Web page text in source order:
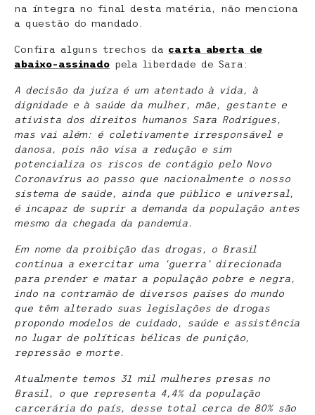
na íntegra no final desta matéria, não menciona
a questão do mandado.
Confira alguns trechos da carta aberta de
abaixo-assinadopela liberdade de Sara:
A decisão da juíza é um atentado à vida, à
dignidade e à saúde da mulher, mãe, gestante e
ativista dos direitos humanos Sara Rodrigues,
mas vai além: é coletivamente irresponsável e
danosa, pois não visa a redução e sim
potencializa os riscos de contágio pelo Novo
Coronavírus ao passo que nacionalmente o nosso
sistema de saúde, ainda que público e universal,
é incapaz de suprir a demanda da população antes
mesmo da chegada da pandemia.
Em nome da proibição das drogas, o Brasil
continua a exercitar uma ‘guerra’ direcionada
para prender e matar a população pobre e negra,
indo na contramão de diversos países do mundo
que têm alterado suas legislações de drogas
propondo modelos de cuidado, saúde e assistência
no lugar de políticas bélicas de punição,
repressão e morte.
Atualmente temos 31 mil mulheres presas no
Brasil, o que representa 4,4% da população
carcerária do país, desse total cerca de 80% são